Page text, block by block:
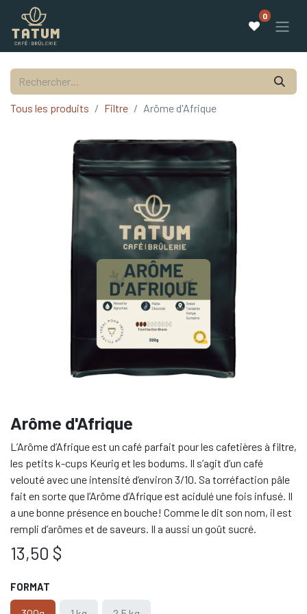
0
Tous les produits Filtre Arôme d'Afrique
Arôme d'Afrique
L’Arôme d’Afrique est un café parfait pour les cafetières à filtre,
les petits k-cups Keurig et les bodums. Il s’agit d’un café
velouté avec une intensité d’environ 3/10. Sa torréfaction pâle
fait en sorte que l’Arôme d’Afrique est acidulé une fois infusé. Il
a une bonne présence en bouche! Comme le dit son nom, il est
rempli d’arômes et de saveurs. Il a aussi un goût sucré.
13,50 $
FORMAT